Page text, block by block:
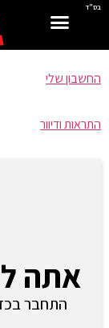
בס"ד
החשבון שלי
התראות ודיוור
אתה
התחבר